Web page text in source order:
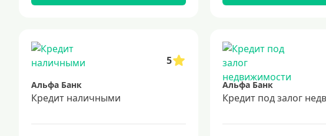
5
Альфа Банк
Кредит наличными
Альфа Банк
Кредит под залог